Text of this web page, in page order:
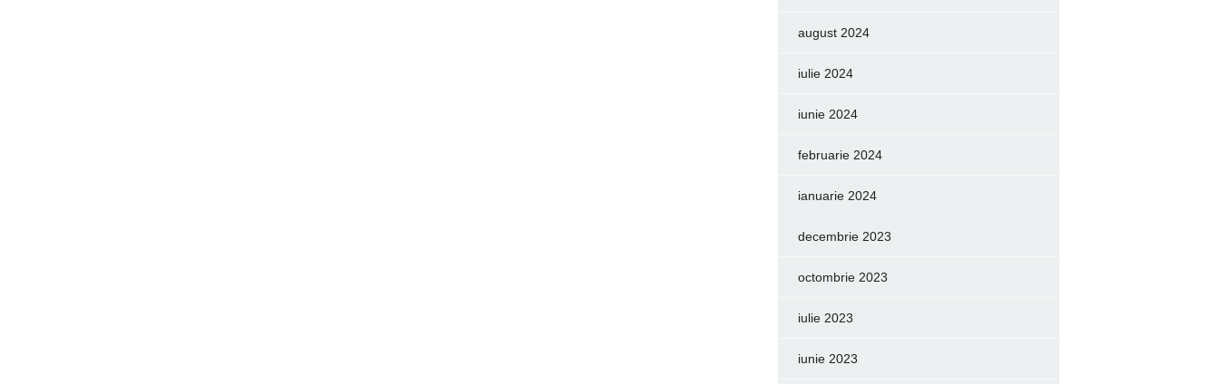
august 2024
iulie 2024
iunie 2024
februarie 2024
ianuarie 2024
decembrie 2023
octombrie 2023
iulie 2023
iunie 2023